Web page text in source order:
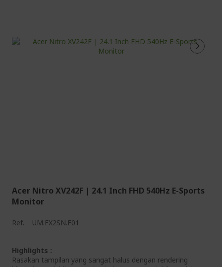
Acer Nitro XV242F | 24.1 Inch FHD 540Hz E-Sports
Monitor
Ref. UM.FX2SN.F01
Highlights :
Rasakan tampilan yang sangat halus dengan rendering